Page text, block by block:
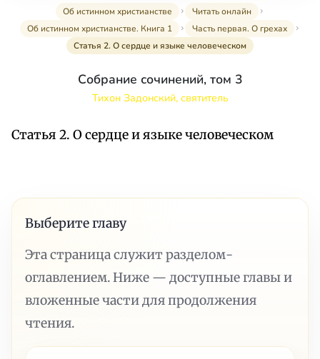
Об истинном христианстве
Читать онлайн
Об истинном христианстве. Книга 1
Часть первая. О грехах
Статья 2. О сердце и языке человеческом
Собрание сочинений, том 3
Тихон Задонский, святитель
Статья 2. О сердце и языке человеческом
Выберите главу
Эта страница служит разделом-
оглавлением. Ниже — доступные главы и
вложенные части для продолжения
чтения.